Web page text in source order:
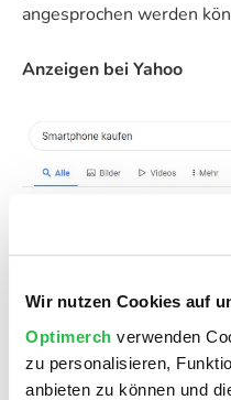
Wir nutzen Cookies auf
Optimerch verwenden
zu personalisieren,
anbieten zu können und
angesprochen werden
Anzeigen bei Yahoo